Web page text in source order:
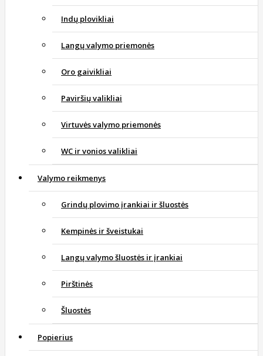
Indų plovikliai
Langų valymo priemonės
Oro gaivikliai
Paviršių valikliai
Virtuvės valymo priemonės
WC ir vonios valikliai
Valymo reikmenys
Grindų plovimo įrankiai ir šluostės
Kempinės ir šveistukai
Langų valymo šluostės ir įrankiai
Pirštinės
Šluostės
Popierius